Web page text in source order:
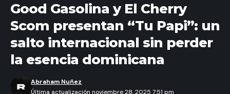
Good Gasolina y El Cherry
Scom presentan “Tu Papi”: un
salto internacional sin perder
la esencia dominicana
Última actualización noviembre 28, 2025 7:51 pm
Abraham Nuñez